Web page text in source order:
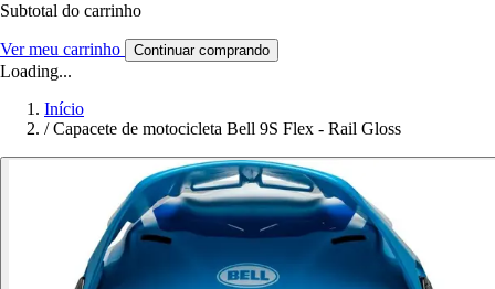
Subtotal do carrinho
Ver meu carrinho Continuar comprando
Loading...
Início
/ Capacete de motocicleta Bell 9S Flex - Rail Gloss